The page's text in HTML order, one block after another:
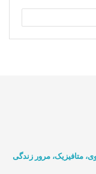
متافیزیک، مرور زندگی